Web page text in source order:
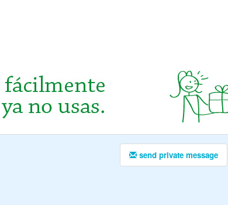
send private message